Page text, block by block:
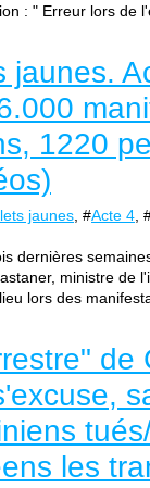
: " Erreur lors de
jaunes.
1220
jaunes , #Acte 4 ,
dernières
ministre de
lors des
de
les